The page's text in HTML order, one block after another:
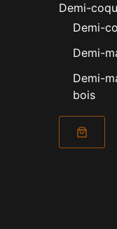
Demi-
Demi-
Demi-
Demi-
bois